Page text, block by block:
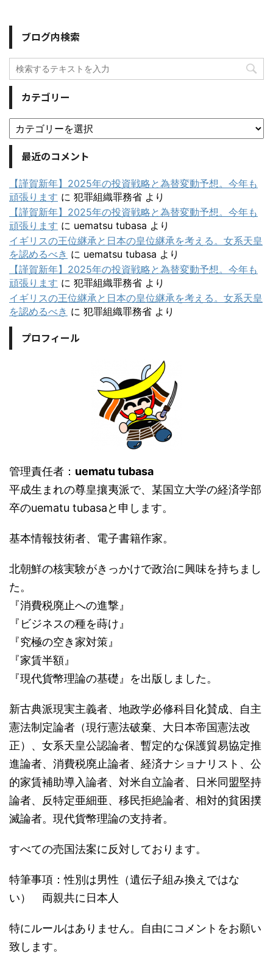
ブログ内検索
カテゴリー
最近のコメント
【謹賀新年】2025年の投資戦略と為替変動予想。今年も
頑張ります に 犯罪組織罪務省 より
【謹賀新年】2025年の投資戦略と為替変動予想。今年も
頑張ります に uematsu tubasa より
イギリスの王位継承と日本の皇位継承を考える。女系天皇
を認めるべき に uematsu tubasa より
【謹賀新年】2025年の投資戦略と為替変動予想。今年も
頑張ります に 犯罪組織罪務省 より
イギリスの王位継承と日本の皇位継承を考える。女系天皇
を認めるべき に 犯罪組織罪務省 より
プロフィール
管理責任者： uematu tubasa
平成生まれの尊皇攘夷派で、某国立大学の経済学部
卒のuematu tubasaと申します。
基本情報技術者、電子書籍作家。
北朝鮮の核実験がきっかけで政治に興味を持ちまし
た。
『消費税廃止への進撃』
『ビジネスの種を蒔け』
『究極の空き家対策』
『家賃半額』
『現代貨幣理論の基礎』を出版しました。
新古典派現実主義者、地政学必修科目化賛成、自主
憲法制定論者（現行憲法破棄、大日本帝国憲法改
正）、女系天皇公認論者、暫定的な保護貿易協定推
進論者、消費税廃止論者、経済ナショナリスト、公
的家賃補助導入論者、対米自立論者、日米同盟堅持
論者、反特定亜細亜、移民拒絶論者、相対的貧困撲
滅論者。現代貨幣理論の支持者。
すべての売国法案に反対しております。
特筆事項：性別は男性（遺伝子組み換えではな
い） 両親共に日本人
特にルールはありません。自由にコメントをお願い
致します。